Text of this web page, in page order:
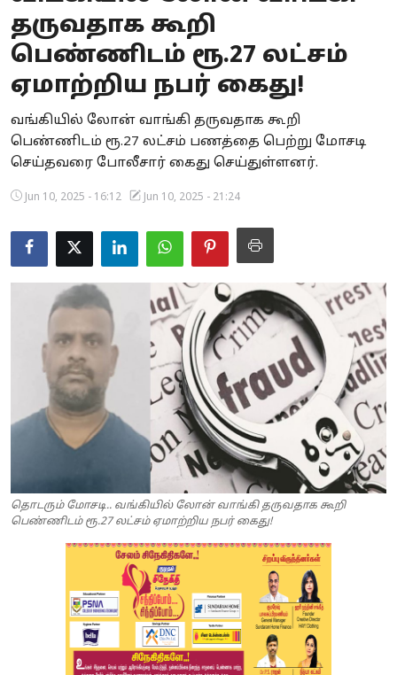
Business
Crime
National
Spirituality
Weather
Politics
தருவதாக கூறி
பெண்ணிடம் ரூ.27 லட்சம்
ஏமாற்றிய நபர் கைது!
வங்கியில் லோன் வாங்கி தருவதாக கூறி
பெண்ணிடம் ரூ.27 லட்சம் பணத்தை பெற்று மோசடி
செய்தவரை போலீசார் கைது செய்துள்ளனர்.
Jun 10, 2025 - 16:12 Jun 10, 2025 - 21:24
தொடரும் மோசடி.. வங்கியில் லோன் வாங்கி தருவதாக கூறி
பெண்ணிடம் ரூ.27 லட்சம் ஏமாற்றிய நபர் கைது!